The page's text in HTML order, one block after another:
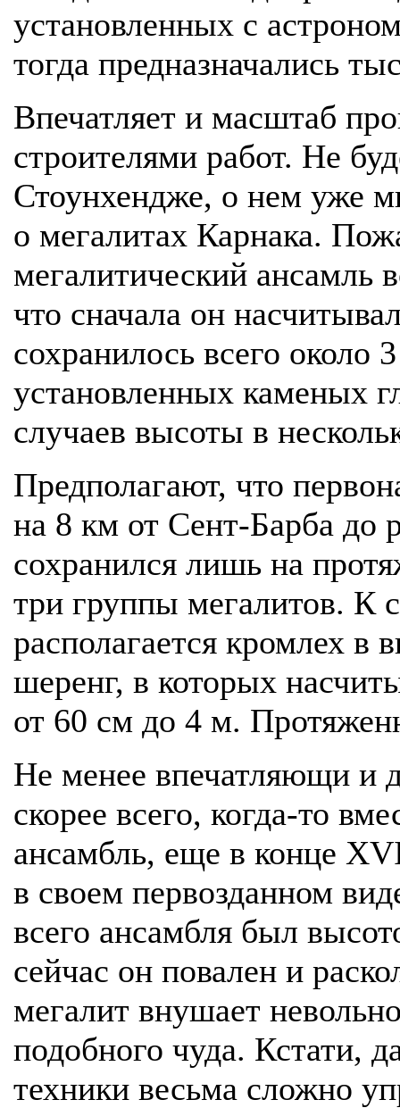
установленных с
тогда предназначались
Впечатляет и масштаб
строителями работ. Не
Стоунхендже, о нем уже
о мегалитах Карнака.
мегалитический ансамль
что сначала он
сохранилось всего около
установленных каменых
случаев высоты в
Предполагают, что
на 8 км от Сент-Барба до
сохранился лишь на
три группы мегалитов. К
располагается кромлех в
шеренг, в которых
от 60 см до 4 м.
Не менее впечатляющи и
скорее всего, когда-то
ансамбль, еще в конце
в своем первозданном
всего ансамбля был
сейчас он повален и
мегалит внушает
подобного чуда. Кстати,
техники весьма сложно